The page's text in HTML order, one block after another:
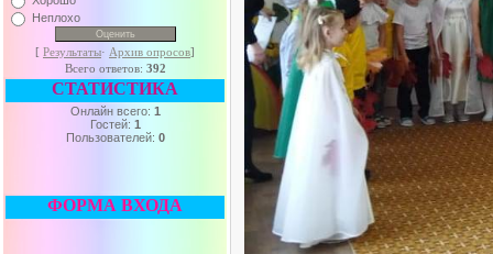
Неплохо
[ Результаты· Архив опросов]
Всего ответов: 392
СТАТИСТИКА
Онлайн всего: 1
Гостей: 1
Пользователей: 0
ФОРМА ВХОДА